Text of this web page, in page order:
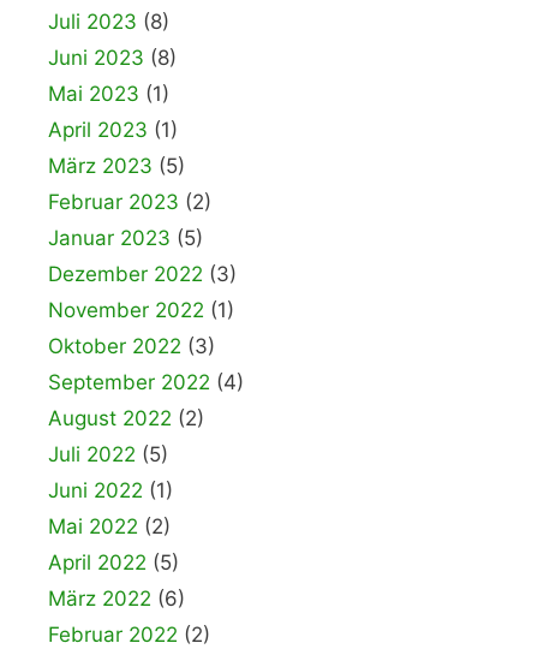
Juli 2023 (8)
Juni 2023 (8)
Mai 2023 (1)
April 2023 (1)
März 2023 (5)
Februar 2023 (2)
Januar 2023 (5)
Dezember 2022 (3)
November 2022 (1)
Oktober 2022 (3)
September 2022 (4)
August 2022 (2)
Juli 2022 (5)
Juni 2022 (1)
Mai 2022 (2)
April 2022 (5)
März 2022 (6)
Februar 2022 (2)